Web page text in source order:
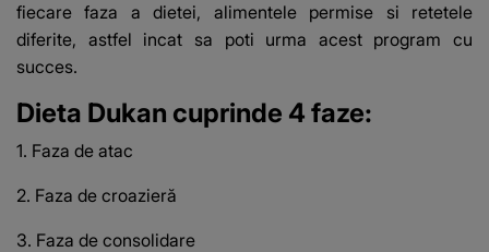
fiecare faza a dietei, alimentele permise si retetele
diferite, astfel incat sa poti urma acest program cu
succes.
Dieta Dukan cuprinde 4 faze:
1. Faza de atac
2. Faza de croazieră
3. Faza de consolidare